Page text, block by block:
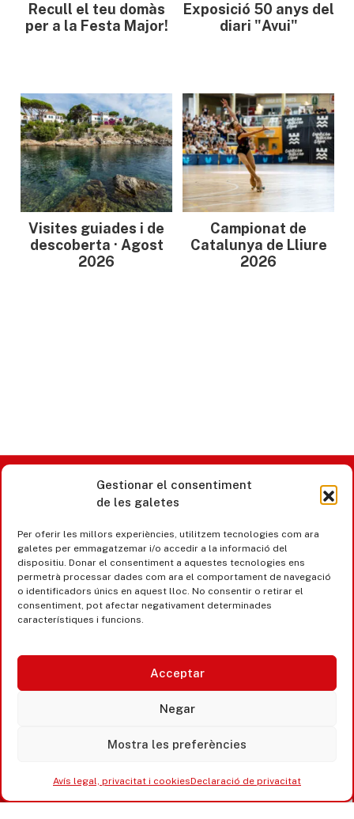
Gestionar el consentiment
de les galetes
Per oferir les millors experiències, utilitzem tecnologies com ara
galetes per emmagatzemar i/o accedir a la informació del
dispositiu. Donar el consentiment a aquestes tecnologies ens
permetrà processar dades com ara el comportament de navegació
o identificadors únics en aquest lloc. No consentir o retirar el
consentiment, pot afectar negativament determinades
característiques i funcions.
Acceptar
Negar
Mostra les preferències
Avís legal, privacitat i cookiesDeclaració de privacitat
Recull el teu domàs
per a la Festa Major!
Exposició 50 anys del
diari "Avui"
Visites guiades i de
descoberta · Agost
2026
Campionat de
Catalunya de Lliure
2026
Castell d’Aro · Platja d’Aro · S’Agaró
365 www.platjadaro
Avís legal, privacitat i cookies